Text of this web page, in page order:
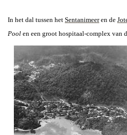
In het dal tussen het Sentanimeeren de
Pool en een groot hospitaal-complex van